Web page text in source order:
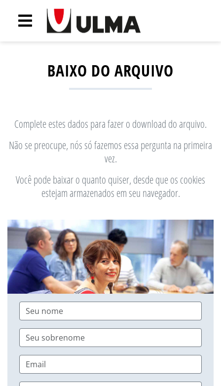
BAIXO DO ARQUIVO
Complete estes dados para fazer o download do arquivo.
Não se preocupe, nós só fazemos essa pergunta na primeira
vez.
Você pode baixar o quanto quiser, desde que os cookies
estejam armazenados em seu navegador.